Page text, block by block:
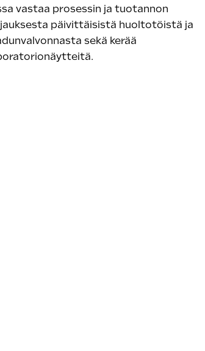
vastaa prosessin ja tuotannon
päivittäisistä huoltotöistä ja
sekä kerää